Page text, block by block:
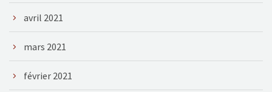
avril 2021
mars 2021
février 2021